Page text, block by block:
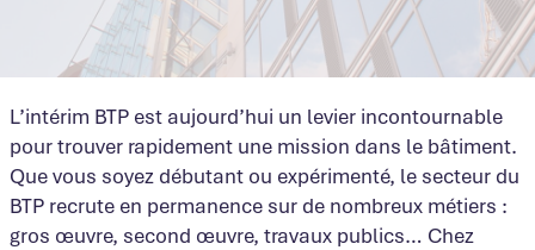
L’intérim BTP est aujourd’hui un levier incontournable
pour trouver rapidement une mission dans le bâtiment.
Que vous soyez débutant ou expérimenté, le secteur du
BTP recrute en permanence sur de nombreux métiers :
gros œuvre, second œuvre, travaux publics… Chez